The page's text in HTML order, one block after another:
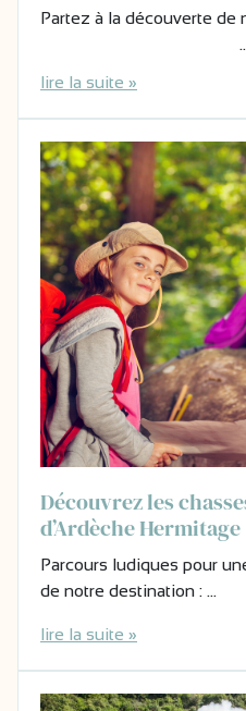
Partez à la découverte de
lire la suite »
Découvrez les
d’Ardèche Hermitage
Parcours ludiques pour
de notre destination : …
lire la suite »